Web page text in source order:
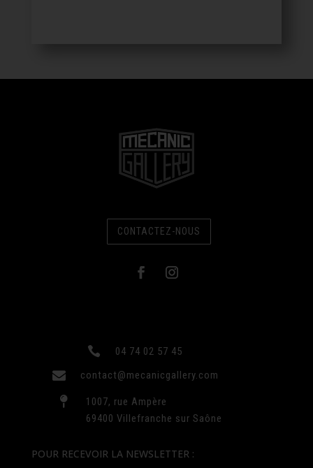
CONTACTEZ-NOUS
 04 74 02 57 45
 contact@mecanicgallery.com

1007, rue Ampère
69400 Villefranche sur Saône
POUR RECEVOIR LA NEWSLETTER :